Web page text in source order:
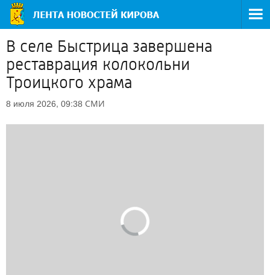
В селе Быстрица завершена
реставрация колокольни
Троицкого храма
8 июля 2026, 09:38 СМИ